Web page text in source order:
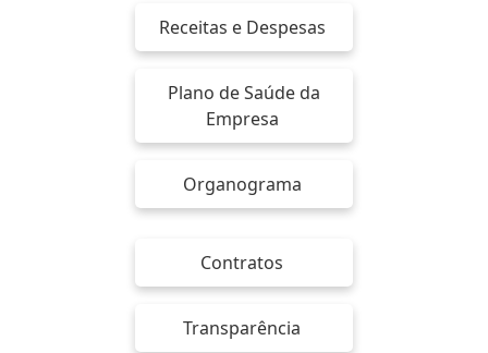
Receitas e Despesas
Plano de Saúde da
Empresa
Organograma
Contratos
Transparência